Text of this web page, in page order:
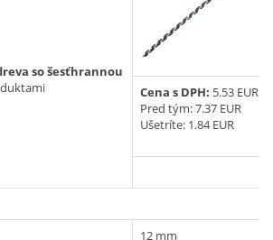
so šesťhrannou
Cena s DPH: 5.53 EUR
Pred tým:7.37 EUR
Ušetríte: 1.84 EUR
12 mm